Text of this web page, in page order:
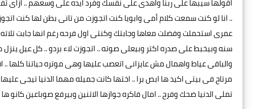
.. انا لو كنت سمعت كلام أمى وابويا كنت اتجوزت من تانى بطن لها كنت
والباقى عياط واهمال مش عايزانى اتعصب عليها وهى موتره حياتنا كلها
مرتاح فى بيتى اكيد ها ابص برا .. اختها كانت جميله مهما الدنيا تيجى
تملى الدنيا ضحك وفرح .. امال فاكره جوازها الاتنين وبيرفع صوباعين كانو